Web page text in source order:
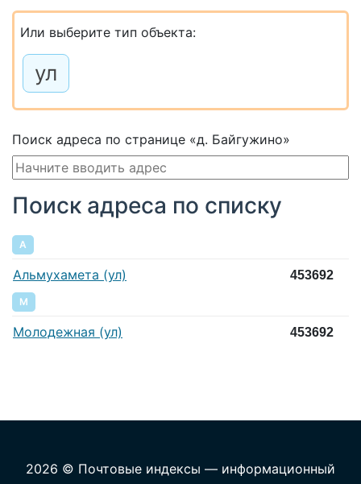
Или выберите тип объекта:
ул
Поиск адреса по странице «д. Байгужино»
Поиск адреса по списку
А
Альмухамета (ул) 453692
М
Молодежная (ул) 453692
2026 © Почтовые индексы — информационный